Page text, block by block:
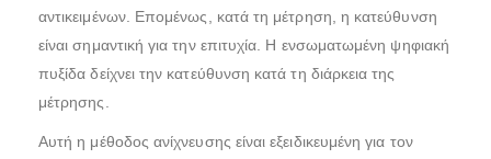
αντικειμένων. Επομένως, κατά τη μέτρηση, η κατεύθυνση
είναι σημαντική για την επιτυχία. Η ενσωματωμένη ψηφιακή
πυξίδα δείχνει την κατεύθυνση κατά τη διάρκεια της
μέτρησης.
Αυτή η μέθοδος ανίχνευσης είναι εξειδικευμένη για τον